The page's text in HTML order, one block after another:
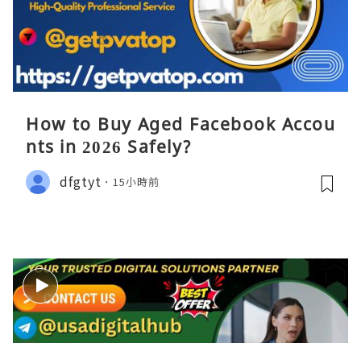
How to Buy Aged Facebook Accou
nts in 2026 Safely?
dfgtyt 15小時前